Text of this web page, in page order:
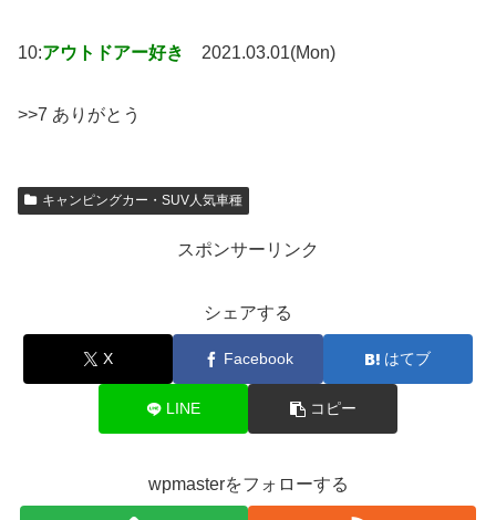
10:アウトドアー好き 2021.03.01(Mon)
>>7 ありがとう
キャンピングカー・SUV人気車種
スポンサーリンク
シェアする
X Facebook はてブ
LINE コピー
wpmasterをフォローする